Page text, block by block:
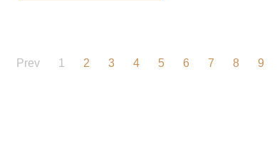
Prev 1 2 3 4 5 6 7 8 9